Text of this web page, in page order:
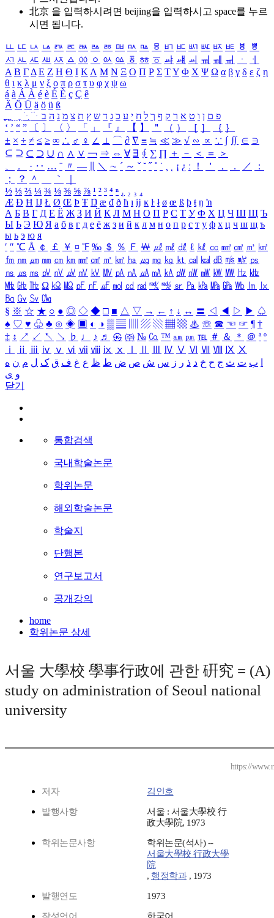
北京 을 입력하시려면 beijing을 입력하시고 space를 누르
시면 됩니다.
ㅥ ㅦ ㅧ ㅨ ㅩ ㅪ ㅫ ㅬ ㅭ ㅮ ㅯ ㅰ ㅱ ㅲ ㅳ ㅴ ㅵ ㅶ ㅷ ㅸ
ㅹ
ㅺ ㅻ ㅼ ㅽ ㅾ ㅿ ㆀ ㆁ ㆂ ㆃ ㆄ ㆅ ㆆ ㆇ ㆈ ㆉ ㆊ ㆋ ㆌ ㆍ
ㆎ
Α Β ΓΔ Ε Ζ Η Θ Ι ΚΛ Μ Ν Ξ Ο Π Ρ Σ ΤΥ Φ Χ Ψ Ω α β γ δ ε ζ η
θ ι κ λ μ ν ξ ο π ρ σ τ υ φ χ ψ ω
á à Á À é è É È ç Ç ê
Ä Ö Ü ä ö ü ß
ִֶֹ ֻּ ׁׂ פ ם ן ו ט א ר ק ף ך ל ח י ע כ ג ד ש ץ ת צ מ נ ה ב
‘ ’ “ ” 〔 〕 〈 〉 「 」 『 』 【 】 ＂ （ ） ［ ］ ｛ ｝
± × ÷ ≠ ≤ ≥ ∞ ∴ ♂ ♀ ∠ ⊥ ⌒ ∂ ∇ ≡ ≒ ≪ ≫ √ ∽ ∝ ∵ ∫ ∬ ∈ ∋
⊆ ⊇ ⊂ ⊃ ∪ ∩ ∧ ∨ ￢ ⇒ ⇔ ∀ ∃ ∮ ∑ ∏ ＋ － ＜ ＝
＞
、
。 · ‥ … ¨ 〃 ― ＼ ∼ ´ ～ ˇ ˘ ˝ ˚ ˙ ¸ ¡ ¿ ː ！ ＇ ， ． ／
：
；
？ ＾ ｀
½ ⅓ ⅔ ¼ ¾ ⅛ ⅜ ⅝ ⅞ ¹ ² ³ ⁴ ⁿ ₁ ₂ ₃ ₄
Æ Ð Ħ Ĳ Ł Ø Œ Þ Ŧ Ŋ æ đ ð ħ ı ĳ ĸ ŀ ł ø œ ß þ ŧ ŋ ŉ
А Б В Г Д Е Ё Ж З И Й К Л М Н О П Р С Т У Ф Х Ц Ч Ш Щ Ъ
Ы Ь Э Ю Я а б в г д е ё ж з и й к л м н о п р с т у ф х ц ч ш щ ъ
ы ь э ю я
′ ″ ℃ Å ￠ ￡ ￥ ¤ ℉ ‰ ＄ ％ Ｆ ￦ ㎕ ㎖ ㎗ ℓ ㎘ ㏄ ㎣ ㎤ ㎥ ㎦
㎙ ㎚ ㎛ ㎜ ㎝ ㎞ ㎟ ㎠ ㎡ ㎢ ㏊ ㎍ ㎎ ㎏ ㏏ ㎈ ㎉ ㏈ ㎧ ㎨ ㎰
㎱ ㎲ ㎳ ㎴ ㎵ ㎶ ㎷ ㎸ ㎹ ㎀ ㎁ ㎂ ㎃ ㎄ ㎺ ㎻ ㎽ ㎾ ㎿ ㎐ ㎑
㎒ ㎓ ㎔ Ω ㏀ ㏁ ㎊ ㎋ ㎌ ㏖ ㏅ ㎭ ㎮ ㎯ ㏛ ㎩ ㎪ ㎫ ㎬ ㏝ ㏐
㏓
㏃ ㏉ ㏜ ㏆
§ ※ ☆ ★ ○ ● ◎ ◇ ◆ □ ■ △ ▽ → ← ↑ ↓ ↔ 〓 ◁ ◀ ▷ ▶ ♤
♠ ♡ ♥ ♧ ♣ ⊙ ◈ ▣ ◐ ◑ ▒ ▤ ▨ ▧ ▦ ▩ ♨ ☏ ☎ ☜ ☞ ¶ †
‡ ↕ ↗ ↙ ↖ ↘ ♭ ♩ ♪ ♬ ㉿ ㈜ № ㏇ ™ ㏂ ㏘ ℡ ＃ ＆ ＊ ＠ ª º
ⅰ
ⅱ ⅲ ⅳ ⅴ ⅵ ⅶ ⅷ ⅸ ⅹ Ⅳ Ⅴ Ⅵ Ⅶ Ⅷ Ⅸ Ⅹ
ب ت ث ج ح خ د ذ ر ز س ش ص ض ط ظ ع غ ف ق ک ل م ن ه
و ی
닫기
통합검색
국내학술논문
학위논문
해외학술논문
학술지
단행본
연구보고서
공개강의
home
학위논문 상세
서울 大學校 學事行政에 관한 硏究 = (A)
study on administration of Seoul national
university
https://
저자 김인호
발행사항
서울 : 서울大學校 行
政大學院, 1973
학위논문사항
학위논문(석사) --
서울大學校 行政大學
院
, 행정학과, 1973
발행연도 1973